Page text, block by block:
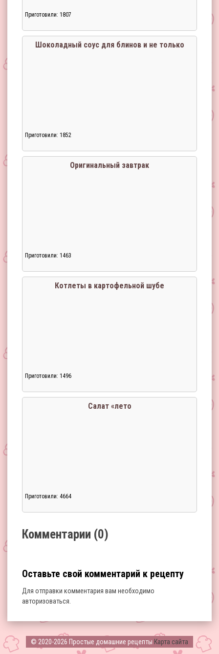
Приготовили: 1807
Шоколадный соус для блинов и не только
Приготовили: 1852
Оригинальный завтрак
Приготовили: 1463
Котлеты в картофельной шубе
Приготовили: 1496
Салат «лето
Приготовили: 4664
Комментарии (0)
Оставьте свой комментарий к рецепту
Для отправки комментария вам необходимо
авторизоваться
© 2020-2026 Простые домашние рецепты Карта сайта